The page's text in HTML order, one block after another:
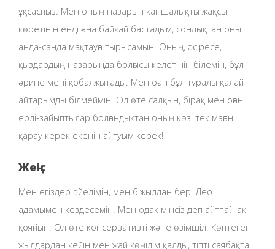
ұқсаспыз. Мен оның назарын қаншалықты жақсы
көретінін енді ғана байқай бастадым, сондықтан оны
анда-санда мақтауға тырысамын. Оның, әсіресе,
қыздардың назарында болғысы келетінін білемін, бұл
әрине мені қобалжытады. Мен оған бұл туралы қалай
айтарымды білмеймін. Ол өте салқын, бірақ мен оған
ерлі-зайыптылар болғандықтан оның көзі тек маған
қарау керек екенін айтуым керек!
Жеңіс
Мен егіздер әйелімін, мен 6 жылдан бері Лео
адамымен кездесемін. Мен одақ мінсіз деп айтпай-ақ
қояйын. Ол өте консервативті және өзімшіл. Көптеген
жылдардан кейін мен жай көңілім қалды, тіпті саябақта